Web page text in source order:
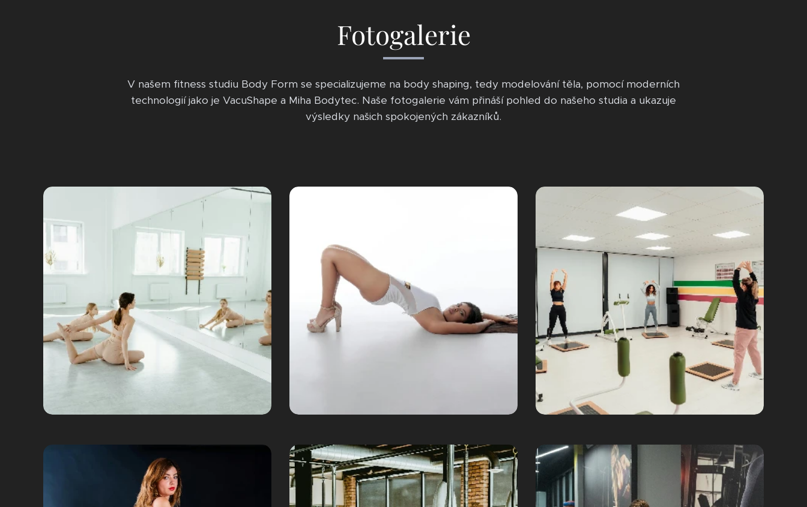
Fotogalerie
V našem fitness studiu Body Form se specializujeme na body shaping, tedy modelování těla, pomocí moderních
technologií jako je VacuShape a Miha Bodytec. Naše fotogalerie vám přináší pohled do našeho studia a ukazuje
výsledky našich spokojených zákazníků.